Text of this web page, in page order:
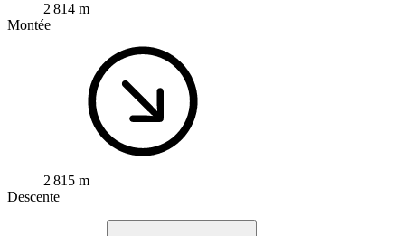
2 814 m
Montée
2 815 m
Descente